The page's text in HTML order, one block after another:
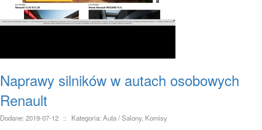
Naprawy silników w autach osobowych
Renault
Dodane: 2019-07-12 ::
Kategoria: Auta / Salony, Komisy